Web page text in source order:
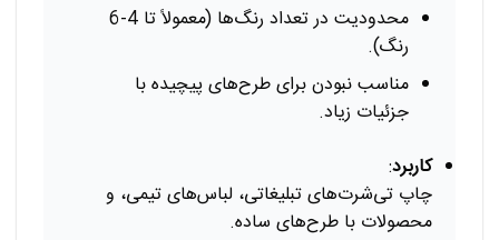
محدودیت در تعداد رنگ‌ها (معمولاً تا 4-6
رنگ).
مناسب نبودن برای طرح‌های پیچیده با
جزئیات زیاد.
کاربرد:
چاپ تی‌شرت‌های تبلیغاتی، لباس‌های تیمی، و
محصولات با طرح‌های ساده.